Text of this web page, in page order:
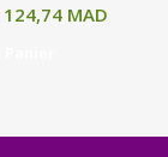
124,74 MAD